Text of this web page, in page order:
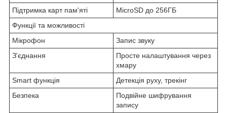
Підтримка карт пам'яті
MicroSD до 256ГБ
Функції та можливості
Мікрофон
Запис звуку
З'єднання
Просте налаштування через
хмару
Smart функція
Детекція руху, трекінг
Безпека
Подвійне шифрування
запису